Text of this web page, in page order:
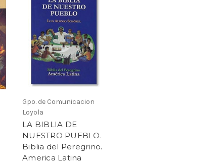
Gpo. de Comunicacion
Loyola
LA BIBLIA DE
NUESTRO PUEBLO.
Biblia del Peregrino.
America Latina